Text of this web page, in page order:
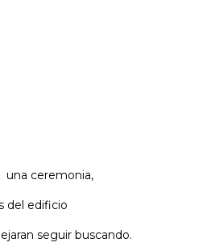
ceremonia,
edificio
seguir buscando.